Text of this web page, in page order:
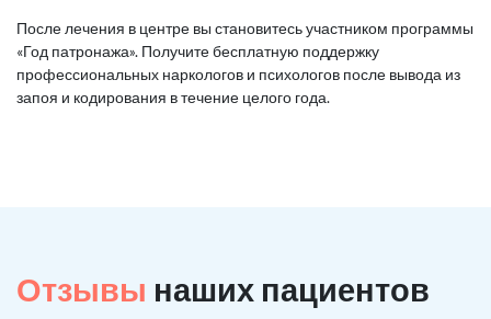
После лечения в центре вы становитесь участником программы
«Год патронажа». Получите бесплатную поддержку
профессиональных наркологов и психологов после вывода из
запоя и кодирования в течение целого года.
Отзывы наших пациентов